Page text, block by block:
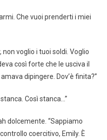
Che vuoi prenderti i miei
non voglio i tuoi soldi. Voglio
così forte che le usciva il
dipingere. Dov’è finita?”
Così stanca…”
dolcemente. “Sappiamo
coercitivo, Emily. È